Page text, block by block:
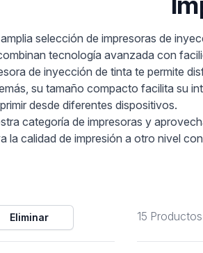
selección de impresoras de
tecnología avanzada con
de inyección de tinta te permite
su tamaño compacto facilita su
desde diferentes dispositivos.
categoría de impresoras y
la calidad de impresión a otro nivel
Eliminar 15 Productos